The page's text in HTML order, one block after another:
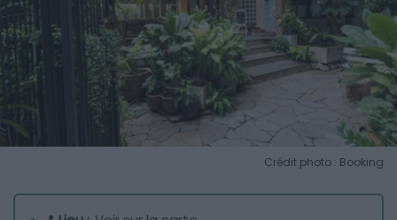
Crédit photo : Booking